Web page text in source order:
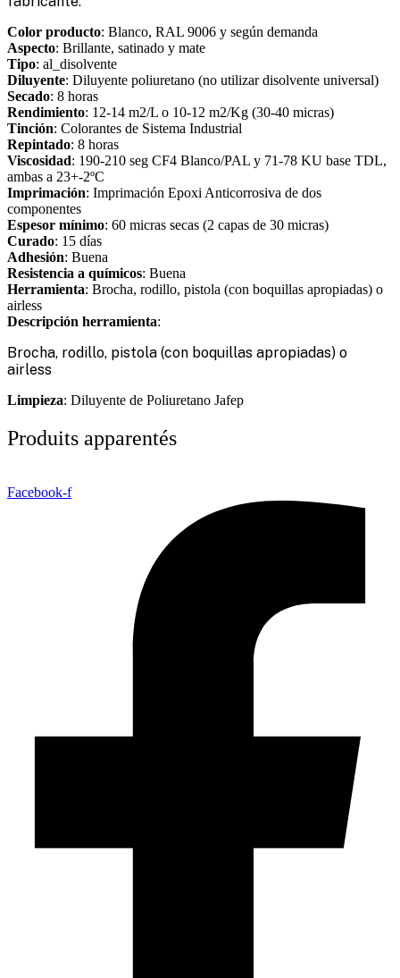
Color producto: Blanco, RAL 9006 y según demanda
Aspecto: Brillante, satinado y mate
Tipo: al_disolvente
Diluyente: Diluyente poliuretano (no utilizar disolvente universal)
Secado: 8 horas
Rendimiento: 12-14 m2/L o 10-12 m2/Kg (30-40 micras)
Tinción: Colorantes de Sistema Industrial
Repintado: 8 horas
Viscosidad: 190-210 seg CF4 Blanco/PAL y 71-78 KU base TDL,
ambas a 23+-2ºC
Imprimación: Imprimación Epoxi Anticorrosiva de dos
componentes
Espesor mínimo: 60 micras secas (2 capas de 30 micras)
Curado: 15 días
Adhesión: Buena
Resistencia a químicos: Buena
Herramienta: Brocha, rodillo, pistola (con boquillas apropiadas) o
airless
Descripción herramienta:
Brocha, rodillo, pistola (con boquillas apropiadas) o
airless
Limpieza: Diluyente de Poliuretano Jafep
Produits apparentés
Facebook-f